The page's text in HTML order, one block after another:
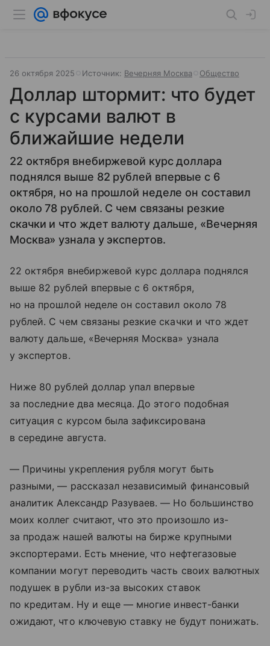
26 октября 2025 Источник: Вечерняя Москва Общество
Доллар штормит: что будет
с курсами валют в
ближайшие недели
22 октября внебиржевой курс доллара
поднялся выше 82 рублей впервые с 6
октября, но на прошлой неделе он составил
около 78 рублей. С чем связаны резкие
скачки и что ждет валюту дальше, «Вечерняя
Москва» узнала у экспертов.
22 октября внебиржевой курс доллара поднялся
выше 82 рублей впервые с 6 октября,
но на прошлой неделе он составил около 78
рублей. С чем связаны резкие скачки и что ждет
валюту дальше, «Вечерняя Москва» узнала
у экспертов.
Ниже 80 рублей доллар упал впервые
за последние два месяца. До этого подобная
ситуация с курсом была зафиксирована
в середине августа.
— Причины укрепления рубля могут быть
разными, — рассказал независимый финансовый
аналитик Александр Разуваев. — Но большинство
моих коллег считают, что это произошло из-
за продаж нашей валюты на бирже крупными
экспортерами. Есть мнение, что нефтегазовые
компании могут переводить часть своих валютных
подушек в рубли из-за высоких ставок
по кредитам. Ну и еще — многие инвест-банки
ожидают, что ключевую ставку не будут понижать.